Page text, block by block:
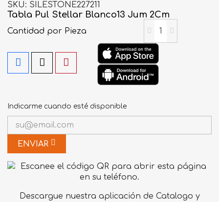
SKU SILESTONE227211
Tabla Pul Stellar Blanco13 Jum 2Cm
Cantidad por Pieza
Indicarme cuando esté disponible
ENVIAR
Descargue nuestra aplicación de Catalogo y